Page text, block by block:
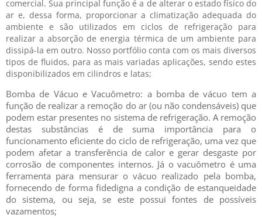
comercial. Sua principal função é a de alterar o estado físico do
ar e, dessa forma, proporcionar a climatização adequada do
ambiente e são utilizados em ciclos de refrigeração para
realizar a absorção de energia térmica de um ambiente para
dissipá-la em outro. Nosso portfólio conta com os mais diversos
tipos de fluidos, para as mais variadas aplicações, sendo estes
disponibilizados em cilindros e latas;
Bomba de Vácuo e Vacuômetro: a bomba de vácuo tem a
função de realizar a remoção do ar (ou não condensáveis) que
podem estar presentes no sistema de refrigeração. A remoção
destas substâncias é de suma importância para o
funcionamento eficiente do ciclo de refrigeração, uma vez que
podem afetar a transferência de calor e gerar desgaste por
corrosão de componentes internos. Já o vacuômetro é uma
ferramenta para mensurar o vácuo realizado pela bomba,
fornecendo de forma fidedigna a condição de estanqueidade
do sistema, ou seja, se este possui fontes de possíveis
vazamentos;